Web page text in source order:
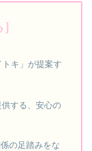
キ」が提案す
する、安心の
の足踏みをな